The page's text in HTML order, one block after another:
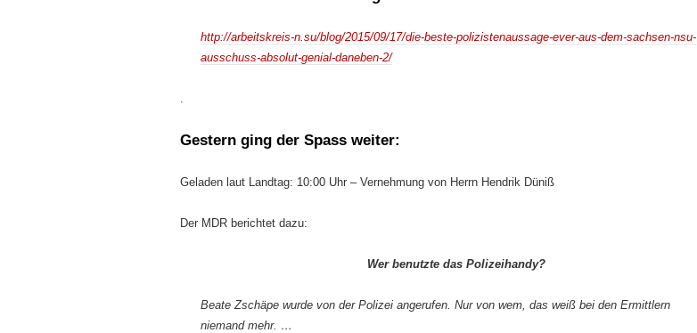
http://arbeitskreis-n.su/blog/2015/09/17/die-beste-polizistenaussage-ever-aus-dem-sachsen-nsu-
ausschuss-absolut-genial-daneben-2/
Gestern ging der Spass weiter:
Geladen laut Landtag: 10:00 Uhr – Vernehmung von Herrn Hendrik Düniß
Der MDR berichtet dazu:
Wer benutzte das Polizeihandy?
Beate Zschäpe wurde von der Polizei angerufen. Nur von wem, das weiß bei den Ermittlern
niemand mehr. …